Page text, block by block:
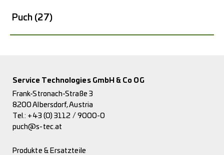
Puch (27)
Service Technologies GmbH & Co OG
Frank-Stronach-Straße 3
8200 Albersdorf, Austria
Tel.: +43 (0) 3112 / 9000-0
puch@s-tec.at
Produkte & Ersatzteile